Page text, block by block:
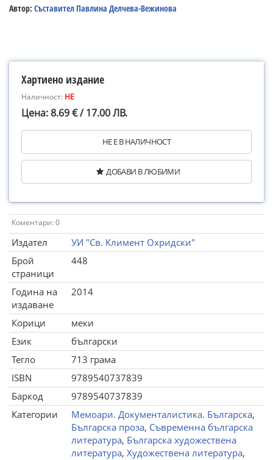
Автор: Съставител Павлина Делчева-Вежинова
Хартиено издание
Наличност: НЕ
Цена: 8.69 € / 17.00 ЛВ.
НЕ Е В НАЛИЧНОСТ
ДОБАВИ В ЛЮБИМИ
Коментари: 0
Издател
УИ "Св. Климент Охридски"
Брой
страници
448
Година на
издаване
2014
Корици
меки
Език
български
Тегло
713 грама
ISBN
9789540737839
Баркод
9789540737839
Категории
Мемоари. Документалистика. Българска,
Българска проза, Съвременна българска
литература, Българска художествена
литература, Художествена литература,